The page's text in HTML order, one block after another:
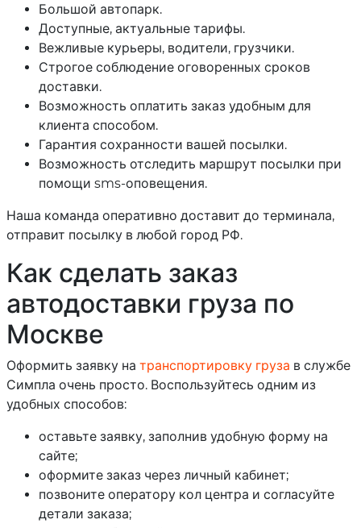
Большой автопарк.
Доступные, актуальные тарифы.
Вежливые курьеры, водители, грузчики.
Строгое соблюдение оговоренных сроков
доставки.
Возможность оплатить заказ удобным для
клиента способом.
Гарантия сохранности вашей посылки.
Возможность отследить маршрут посылки при
помощи sms-оповещения.
Наша команда оперативно доставит до терминала,
отправит посылку в любой город РФ.
Как сделать заказ
автодоставки груза по
Москве
Оформить заявку на транспортировку груза в службе
Симпла очень просто. Воспользуйтесь одним из
удобных способов:
оставьте заявку, заполнив удобную форму на
сайте;
оформите заказ через личный кабинет;
позвоните оператору кол центра и согласуйте
детали заказа;